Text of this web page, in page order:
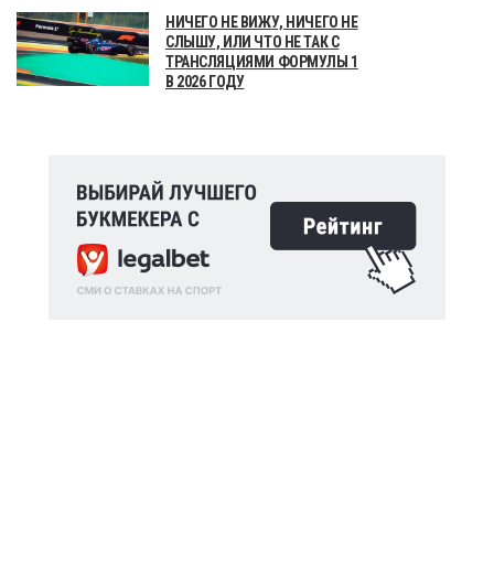
НИЧЕГО НЕ ВИЖУ, НИЧЕГО НЕ
СЛЫШУ, ИЛИ ЧТО НЕ ТАК С
ТРАНСЛЯЦИЯМИ ФОРМУЛЫ 1
В 2026 ГОДУ